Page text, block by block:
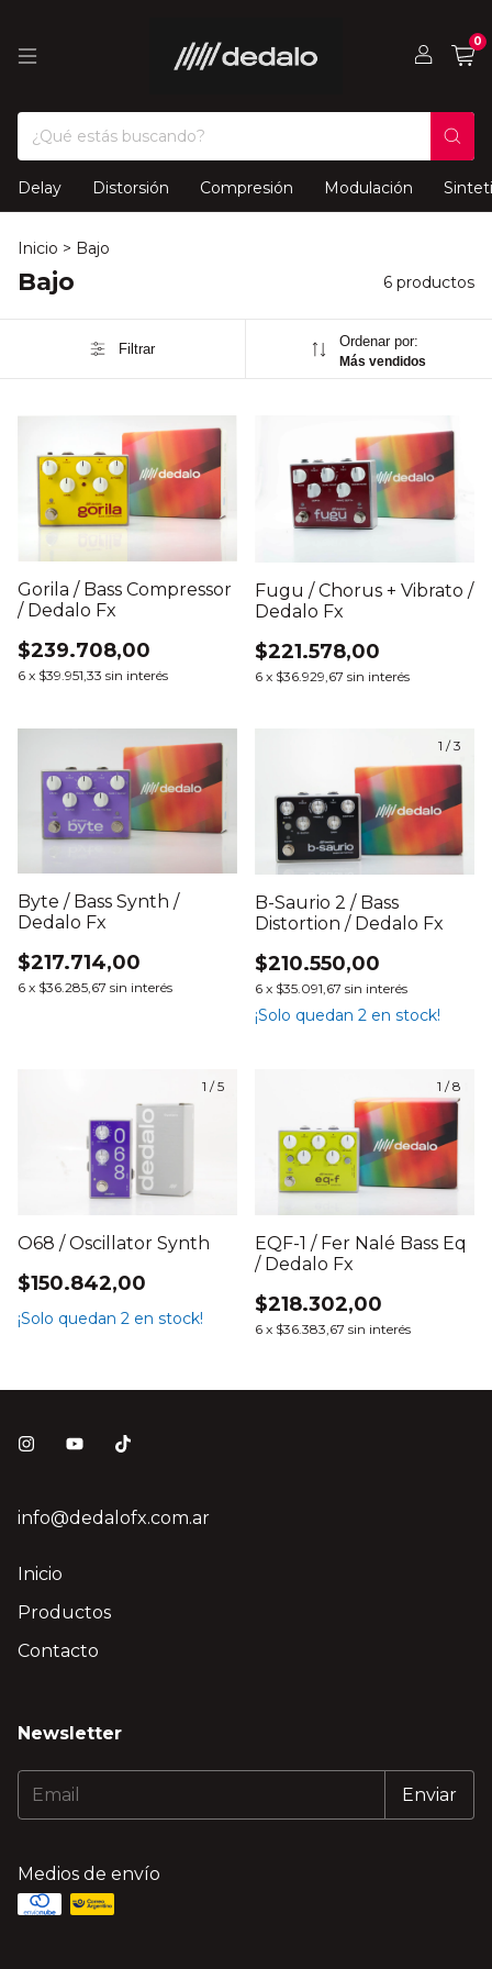
0
Delay Distorsión Compresión Modulación
Inicio > Bajo
Bajo 6 productos
Filtrar Ordenar por:
Más vendidos
Gorila / Bass Compressor
/ Dedalo Fx
$239.708,00
6 x $39.951,33 sin interés
Fugu / Chorus + Vibrato /
Dedalo Fx
$221.578,00
6 x $36.929,67 sin interés
Byte / Bass Synth /
Dedalo Fx
$217.714,00
6 x $36.285,67 sin interés
1 /3
B-Saurio 2 / Bass
Distortion / Dedalo Fx
$210.550,00
6 x $35.091,67 sin interés
¡Solo quedan 2 en stock!
1 /5
O68 / Oscillator Synth
$150.842,00
¡Solo quedan 2 en stock!
1 /8
EQF-1 / Fer Nalé Bass Eq
/ Dedalo Fx
$218.302,00
6 x $36.383,67 sin interés
info@dedalofx.com.ar
Inicio
Productos
Contacto
Newsletter
Medios de envío